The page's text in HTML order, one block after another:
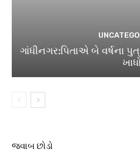
ગાંધીનગર:પિતાએ બે વર્ષના
જવાબ છોડો